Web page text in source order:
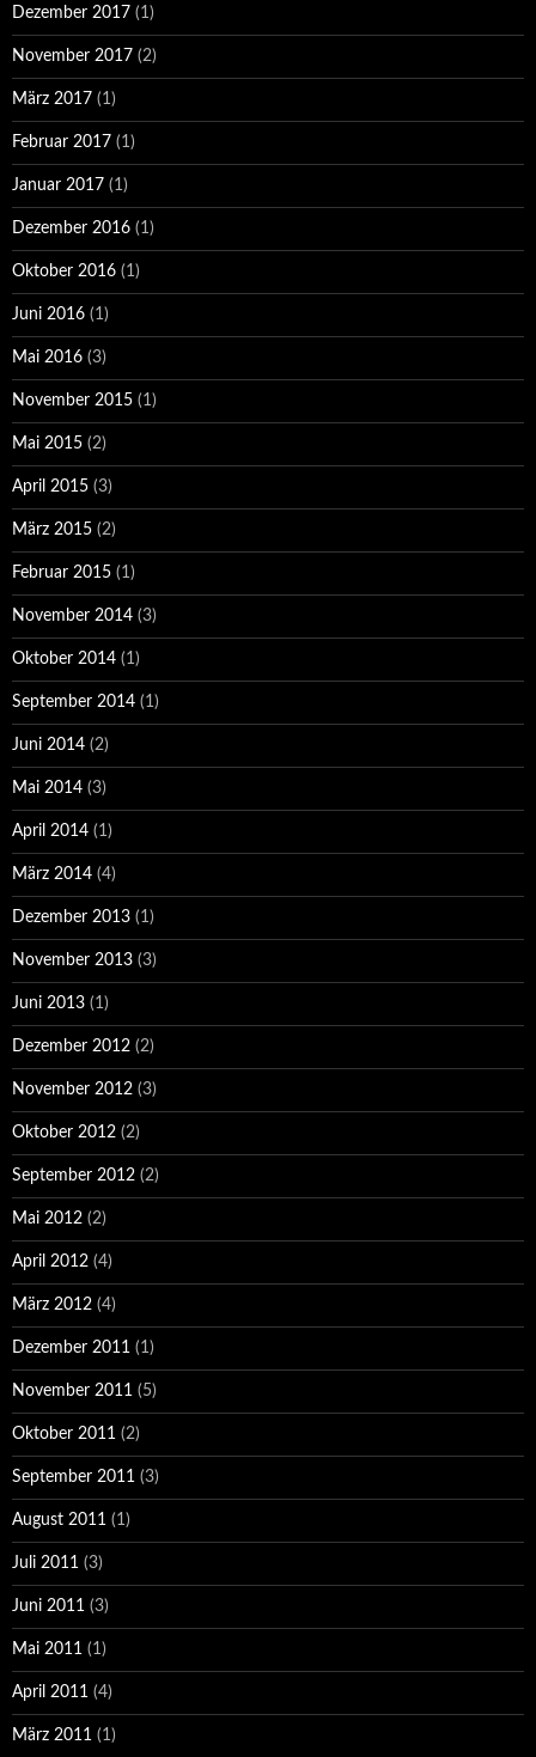
Dezember 2017 (1)
November 2017 (2)
März 2017 (1)
Februar 2017 (1)
Januar 2017 (1)
Dezember 2016 (1)
Oktober 2016 (1)
Juni 2016 (1)
Mai 2016 (3)
November 2015 (1)
Mai 2015 (2)
April 2015 (3)
März 2015 (2)
Februar 2015 (1)
November 2014 (3)
Oktober 2014 (1)
September 2014 (1)
Juni 2014 (2)
Mai 2014 (3)
April 2014 (1)
März 2014 (4)
Dezember 2013 (1)
November 2013 (3)
Juni 2013 (1)
Dezember 2012 (2)
November 2012 (3)
Oktober 2012 (2)
September 2012 (2)
Mai 2012 (2)
April 2012 (4)
März 2012 (4)
Dezember 2011 (1)
November 2011 (5)
Oktober 2011 (2)
September 2011 (3)
August 2011 (1)
Juli 2011 (3)
Juni 2011 (3)
Mai 2011 (1)
April 2011 (4)
März 2011 (1)